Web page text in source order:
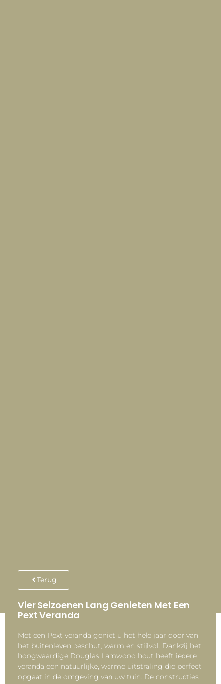
Terug
Vier Seizoenen Lang Genieten Met Een
Pext Veranda
Met een Pext veranda geniet u het hele jaar door van
het buitenleven beschut, warm en stijlvol. Dankzij het
hoogwaardige Douglas Lamwood hout heeft iedere
veranda een natuurlijke, warme uitstraling die perfect
opgaat in de omgeving van uw tuin. De constructies